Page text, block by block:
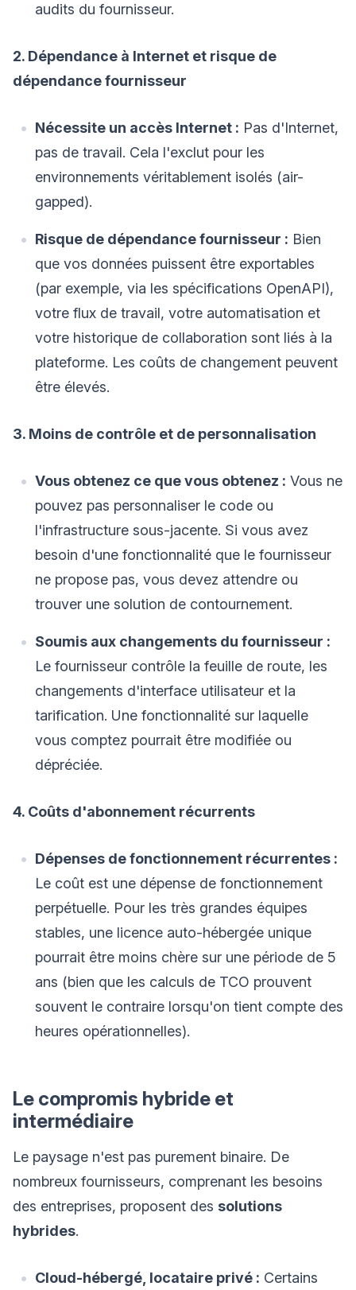
audits du fournisseur.
2. Dépendance à Internet et risque de
dépendance fournisseur
Nécessite un accès Internet : Pas d'Internet,
pas de travail. Cela l'exclut pour les
environnements véritablement isolés (air-
gapped).
Risque de dépendance fournisseur : Bien
que vos données puissent être exportables
(par exemple, via les spécifications OpenAPI),
votre flux de travail, votre automatisation et
votre historique de collaboration sont liés à la
plateforme. Les coûts de changement peuvent
être élevés.
3. Moins de contrôle et de personnalisation
Vous obtenez ce que vous obtenez : Vous ne
pouvez pas personnaliser le code ou
l'infrastructure sous-jacente. Si vous avez
besoin d'une fonctionnalité que le fournisseur
ne propose pas, vous devez attendre ou
trouver une solution de contournement.
Soumis aux changements du fournisseur :
Le fournisseur contrôle la feuille de route, les
changements d'interface utilisateur et la
tarification. Une fonctionnalité sur laquelle
vous comptez pourrait être modifiée ou
dépréciée.
4. Coûts d'abonnement récurrents
Dépenses de fonctionnement récurrentes :
Le coût est une dépense de fonctionnement
perpétuelle. Pour les très grandes équipes
stables, une licence auto-hébergée unique
pourrait être moins chère sur une période de 5
ans (bien que les calculs de TCO prouvent
souvent le contraire lorsqu'on tient compte des
heures opérationnelles).
Le compromis hybride et
intermédiaire
Le paysage n'est pas purement binaire. De
nombreux fournisseurs, comprenant les besoins
des entreprises, proposent des solutions
hybrides.
Cloud-hébergé, locataire privé : Certains